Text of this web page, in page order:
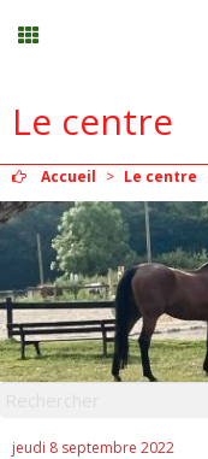
Stages vacances
Menu
Mon compte
Panier
Le centre
Accueil > Le centre
jeudi 8 septembre 2022